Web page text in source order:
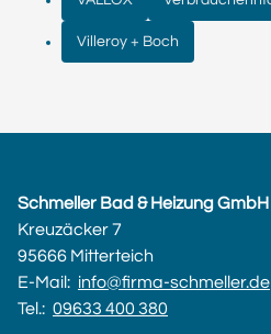
Villeroy + Boch
Schmeller Bad & Heizung GmbH
Kreuzäcker 7
95666 Mitterteich
E-Mail: info@firma-schmeller.de
Tel.: 09633 400 380